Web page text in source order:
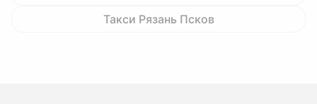
Такси Рязань Псков